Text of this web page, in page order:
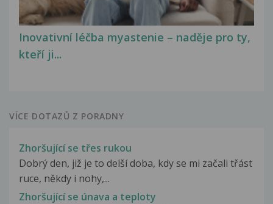
Inovativní léčba myastenie – naděje pro ty,
kteří ji...
VÍCE DOTAZŮ Z PORADNY
Zhoršující se třes rukou
Dobrý den, již je to delší doba, kdy se mi začali třást
ruce, někdy i nohy,...
Zhoršující se únava a teploty